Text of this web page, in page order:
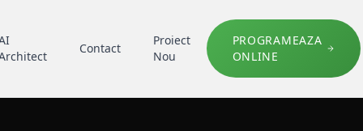
Contact
Proiect
Nou
PROGRAMEAZA
ONLINE